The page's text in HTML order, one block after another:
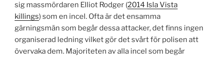
sig massmördaren Elliot Rodger (2014 Isla Vista
killings) som en incel. Ofta är det ensamma
gärningsmän som begår dessa attacker, det finns ingen
organiserad ledning vilket gör det svårt för polisen att
övervaka dem. Majoriteten av alla incel som begår